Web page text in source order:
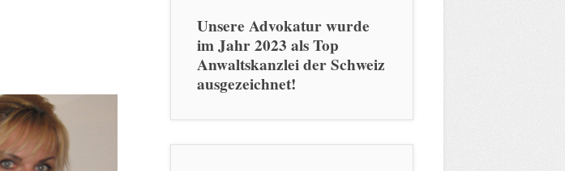
Unsere Advokatur wurde
im Jahr 2023 als Top
Anwaltskanzlei der Schweiz
ausgezeichnet!